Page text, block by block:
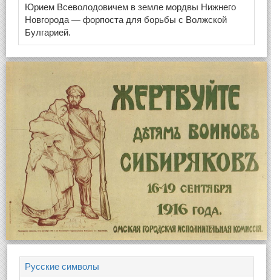
Юрием Всеволодовичем в земле мордвы Нижнего
Новгорода — форпоста для борьбы с Волжской
Булгарией.
Русские символы